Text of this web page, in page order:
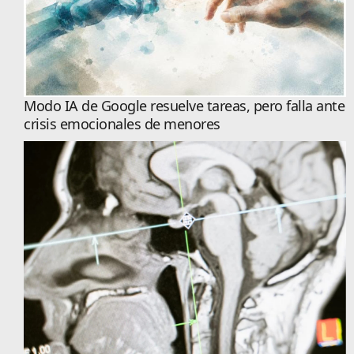
Modo IA de Google resuelve tareas, pero falla ante
crisis emocionales de menores